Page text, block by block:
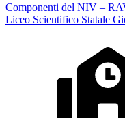
Componenti del NIV –
Liceo Scientifico Statale